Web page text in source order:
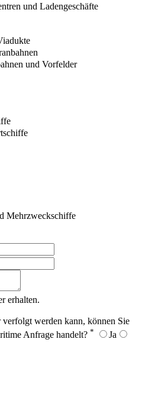
und Ladengeschäfte
und Vorfelder
Mehrzweckschiffe
erhalten.
werden kann, können Sie
Anfrage handelt? *
Ja